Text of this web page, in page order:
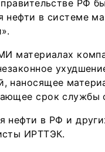
РФ
нефти в системе
материалах
наносящее
срок службы
нефти в РФ и
ИРТТЭК.